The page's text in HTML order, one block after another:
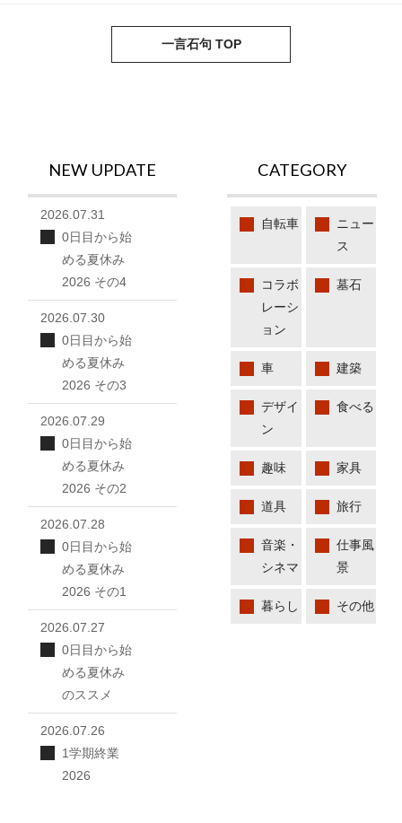
一言石句 TOP
CATEGORY
自転車
ニュー
ス
コラボ
レーシ
ョン
墓石
車 建築
デザイ
ン
食べる
趣味 家具
道具 旅行
音楽・
シネマ
仕事風
景
暮らし その他
NEW UPDATE
2026.07.31
0日目から始
める夏休み
2026 その4
2026.07.30
0日目から始
める夏休み
2026 その3
2026.07.29
0日目から始
める夏休み
2026 その2
2026.07.28
0日目から始
める夏休み
2026 その1
2026.07.27
0日目から始
める夏休み
のススメ
2026.07.26
1学期終業
2026